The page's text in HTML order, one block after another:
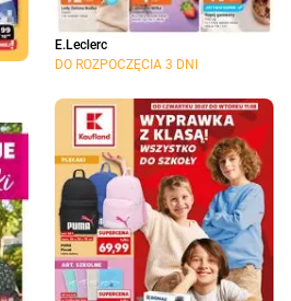
E.Leclerc
DO ROZPOCZĘCIA 3 DNI